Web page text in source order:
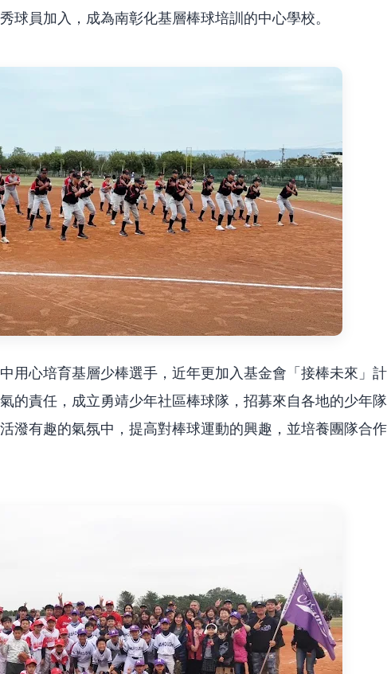
球員加入，成為南彰化基層棒球培訓的中心學校。
用心培育基層少棒選手，近年更加入基金會「接棒未來」計
的責任，成立勇靖少年社區棒球隊，招募來自各地的少年隊
潑有趣的氣氛中，提高對棒球運動的興趣，並培養團隊合作